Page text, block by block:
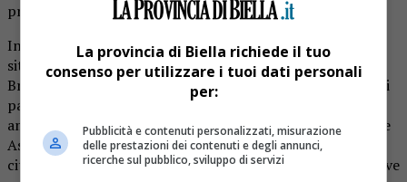
promuovere il territorio biellese.
Infatti oggi dal piccolo comune di Caino (2.153 abitanti,
situato a 365 metri sul livello del mare in provincia di
Brescia, nella Valle del Garza, valle che comprende anche i
paesi di Bovezzo e Nave), sono arrivati alcuni
amministratori, accompagnati da alcuni componenti delle
Associazioni d’Arma della zona, che hanno visitato sia la
città, sia la zona del monumento. Proprio il comune di Nave
La provincia di Biella richiede il tuo
consenso per utilizzare i tuoi dati personali
per:
Pubblicità e contenuti personalizzati, misurazione
delle prestazioni dei contenuti e degli annunci,
ricerche sul pubblico, sviluppo di servizi